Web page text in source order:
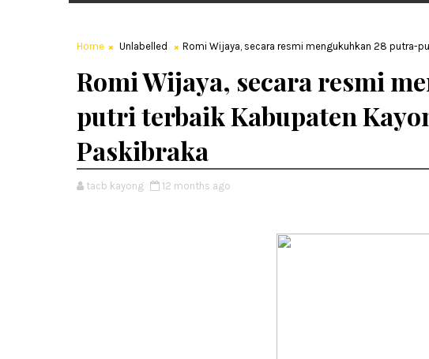
Home Unlabelled Romi Wijaya, secara resmi mengukuhkan 28 putra-
Romi Wijaya, secara resmi
putri terbaik Kabupaten
Paskibraka
tacb kayong 12 months ago